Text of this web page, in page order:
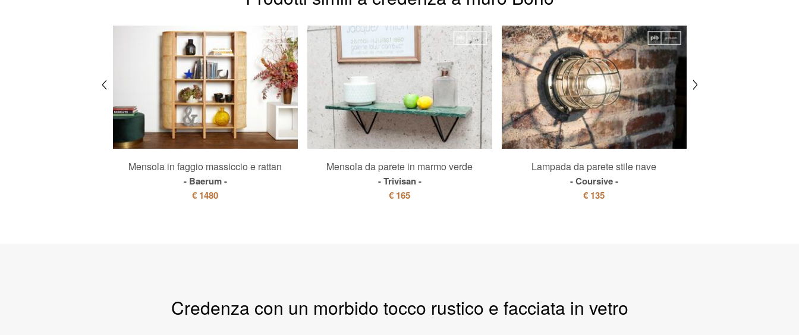
Mensola in faggio massiccio e rattan
Baerum
€ 1480
Mensola da parete in marmo verde
Trivisan
€ 165
Lampada da parete stile nave
Coursive
€ 135
Credenza con un morbido tocco rustico e facciata in vetro